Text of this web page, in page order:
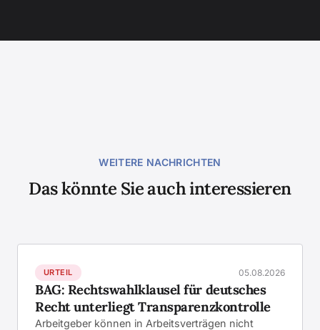
WEITERE NACHRICHTEN
Das könnte Sie auch interessieren
URTEIL 05.08.2026
BAG: Rechtswahlklausel für deutsches
Recht unterliegt Transparenzkontrolle
Arbeitgeber können in Arbeitsverträgen nicht